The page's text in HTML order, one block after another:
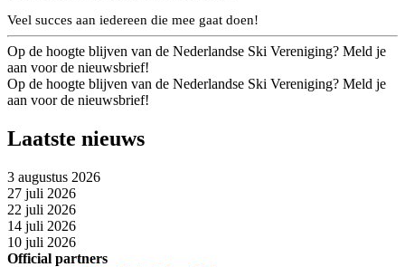
Veel succes aan iedereen die mee gaat doen!
Op de hoogte blijven van de Nederlandse Ski Vereniging? Meld je
aan voor de nieuwsbrief!
Op de hoogte blijven van de Nederlandse Ski Vereniging? Meld je
aan voor de nieuwsbrief!
Laatste nieuws
3 augustus 2026
27 juli 2026
22 juli 2026
14 juli 2026
10 juli 2026
Official partners